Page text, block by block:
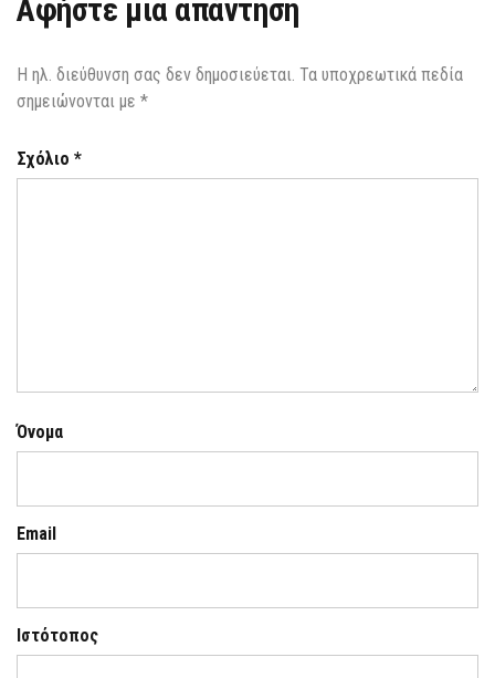
Αφήστε μια απάντηση
Η ηλ. διεύθυνση σας δεν δημοσιεύεται. Τα υποχρεωτικά πεδία
σημειώνονται με *
Σχόλιο *
Όνομα
Email
Ιστότοπος